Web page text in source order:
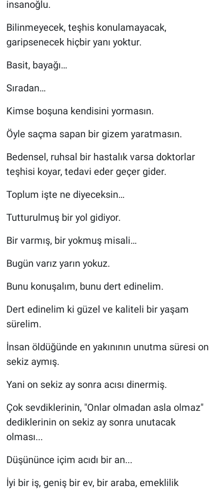
insanoğlu.
Bilinmeyecek, teşhis konulamayacak,
garipsenecek hiçbir yanı yoktur.
Basit, bayağı…
Sıradan…
Kimse boşuna kendisini yormasın.
Öyle saçma sapan bir gizem yaratmasın.
Bedensel, ruhsal bir hastalık varsa doktorlar
teşhisi koyar, tedavi eder geçer gider.
Toplum işte ne diyeceksin…
Tutturulmuş bir yol gidiyor.
Bir varmış, bir yokmuş misali…
Bugün varız yarın yokuz.
Bunu konuşalım, bunu dert edinelim.
Dert edinelim ki güzel ve kaliteli bir yaşam
sürelim.
İnsan öldüğünde en yakınının unutma süresi on
sekiz aymış.
Yani on sekiz ay sonra acısı dinermiş.
Çok sevdiklerinin, "Onlar olmadan asla olmaz"
dediklerinin on sekiz ay sonra unutacak
olması...
Düşününce içim acıdı bir an...
İyi bir iş, geniş bir ev, bir araba, emeklilik